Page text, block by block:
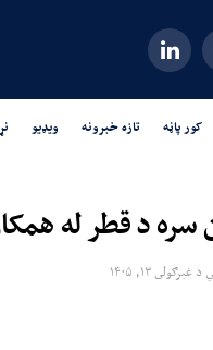
کور پاڼه تازه خبرونه ویډیو
سره د قطر له
د غبرګولى ۱۳, ۱۴۰۵